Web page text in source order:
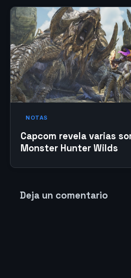
NOTAS
Capcom revela varias
Monster Hunter Wilds
Deja un comentario